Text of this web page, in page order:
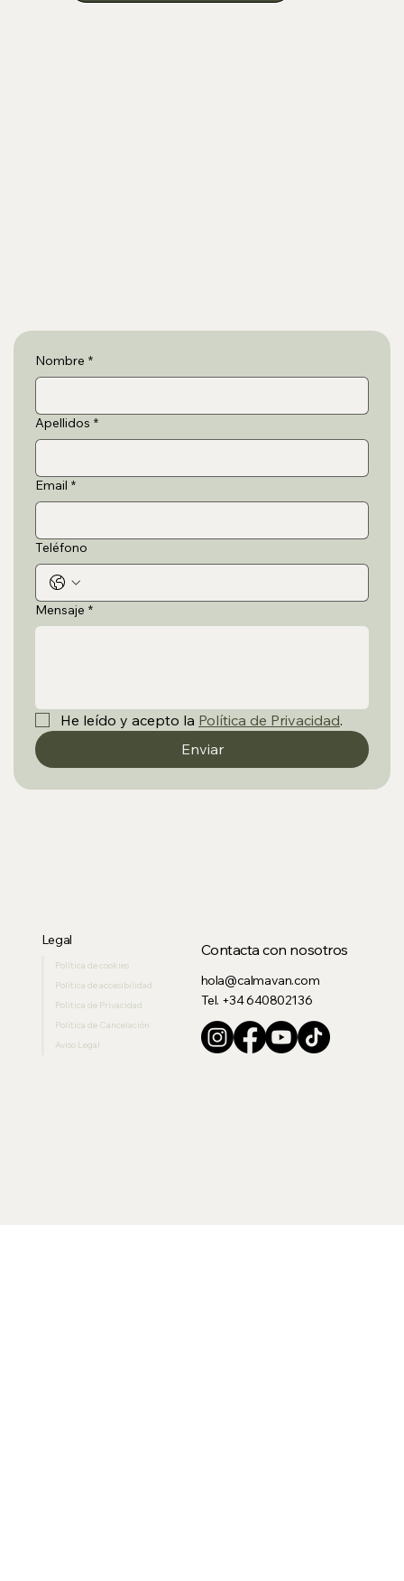
Nombre *
Apellidos *
Email *
Teléfono
Mensaje *
He leído y acepto la Política de Privacidad.
Enviar
Legal
Política de cookies
Política de accesibilidad
Politica de Privacidad
Política de Cancelación
Aviso Legal
Contacta con nosotros
hola@calmavan.com
Tel. +34 640802136